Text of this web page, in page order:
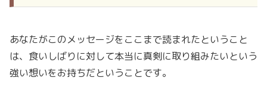
あなたがこのメッセージをここまで読まれたということ
は、食いしばりに対して本当に真剣に取り組みたいという
強い想いをお持ちだということです。